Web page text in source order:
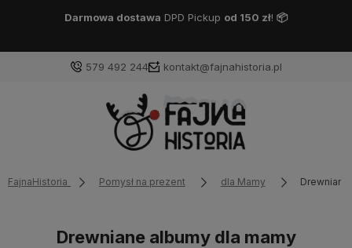
Darmowa dostawa DPD Pickup od 150 zł! 📦
579 492 244 kontakt@fajnahistoria.pl
FajnaHistoria Pomysł na prezent dla Mamy
Drewniane albumy dla mamy